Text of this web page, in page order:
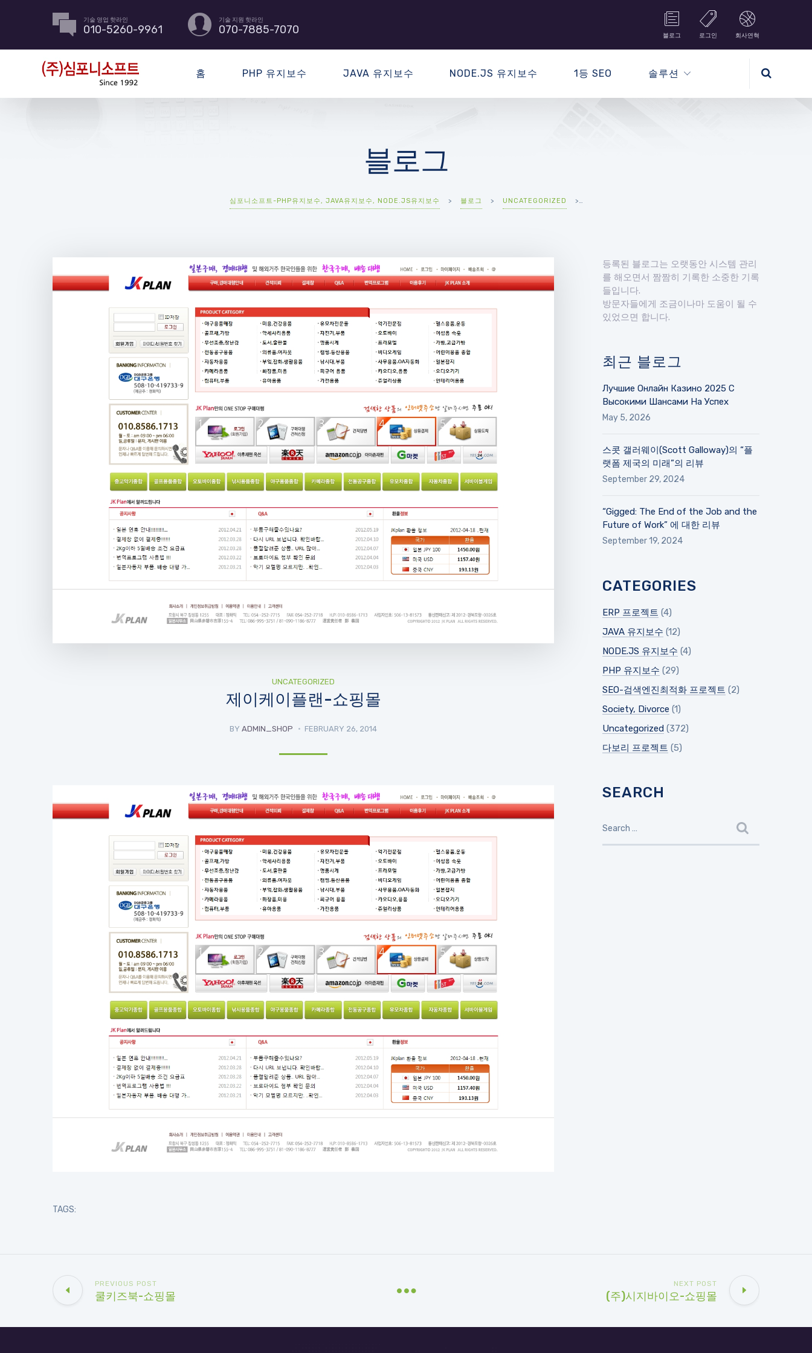
기술 영업 핫라인
010-5260-9961
기술 지원 핫라인
070-7885-7070 블로그 로그인 회사연혁
홈 PHP 유지보수 JAVA 유지보수 NODE.JS 유지보수 1등 SEO 솔루션
블로그
심포니소프트-PHP유지보수, JAVA유지보수, NODE.JS유지보수 > 블로그 > UNCATEGORIZED >
UNCATEGORIZED
제이케이플랜-쇼핑몰
BY ADMIN_SHOP FEBRUARY 26, 2014
TAGS:
등록된 블로그는 오랫동안 시스템 관리
를 해오면서 짬짬히 기록한 소중한 기록
들입니다.
방문자들에게 조금이나마 도움이 될 수
있었으면 합니다.
최근 블로그
Лучшие Онлайн Казино 2025 С
Высокими Шансами На Успех
May 5, 2026
스콧 갤러웨이(Scott Galloway)의 “플
랫폼 제국의 미래”의 리뷰
September 29, 2024
“Gigged: The End of the Job and the
Future of Work” 에 대한 리뷰
September 19, 2024
CATEGORIES
ERP 프로젝트 (4)
JAVA 유지보수 (12)
NODE.JS 유지보수 (4)
PHP 유지보수 (29)
SEO-검색엔진최적화 프로젝트 (2)
Society, Divorce (1)
Uncategorized (372)
다보리 프로젝트 (5)
SEARCH
PREVIOUS POST
쿨키즈북-쇼핑몰
NEXT POST
(주)시지바이오-쇼핑몰